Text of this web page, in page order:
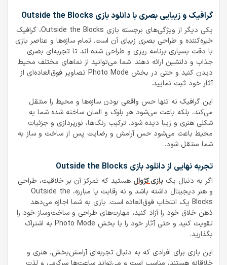
گرافیک و زیبایی بصری با دانلود بازی Outside the Blocks
یکی دیگر از ویژگی‌های برجسته بازی Outside the Blocks، گرافیک
خیره‌کننده و طراحی بصری زیبای آن است. تمام سازه‌ها و عناصر بازی
با دقت بسیاری برنامه ریزی و طراحی شده اند تا تجربه‌ای بصری
جذاب و دلنشین ارائه دهند. شما می‌توانید از نماهای مختلف محیط
دیدن کنید و حتی در بخش Photo Mode تصاویر فوق‌العاده‌ای از
آثار خود ثبت نمایید.
این گرافیک نه تنها حس واقعی بودن سازه‌ها و محیط را منتقل
می‌کند، بلکه باعث می‌شود هر بلوک و المان ساخته شده شما به
شکلی هنری و زیبا دیده شود. ترکیب رنگ‌ها، نورپردازی و جزئیات
محیط باعث می‌شود حس آرامش و رضایت پس از ساخت و ساز به
شما منتقل شود.
تجربه نهایی از دانلود بازی Outside the Blocks
اگر به دنبال یک بازی کژوال هستید که تمرکز آن بر خلاقیت، طراحی
و هنر دیجیتال داشته باشد و نه رقابت یا مبارزه، Outside the
Blocks یک انتخاب فوق‌العاده است. بازی به شما اجازه می‌دهد
ذهن خلاق خود را آزاد کنید، مهارت‌های طراحی و ساخت‌وساز خود را
تقویت کنید و حتی آثار خود را با بخش Photo Mode به اشتراک
بگذارید.
این بازی برای افرادی که به دنبال تجربه‌ای آرامش‌بخش، هنری و